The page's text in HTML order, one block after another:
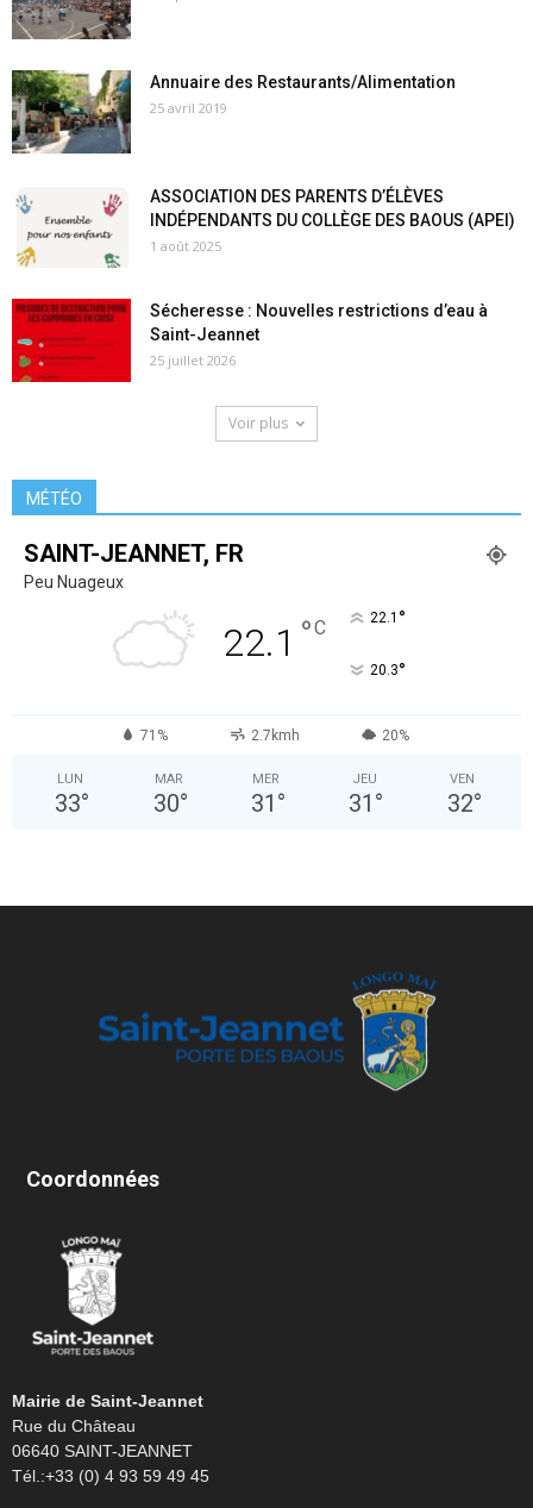
Annuaire des Restaurants/Alimentation
25 avril 2019
ASSOCIATION DES PARENTS D’ÉLÈVES
INDÉPENDANTS DU COLLÈGE DES BAOUS (APEI)
1 août 2025
Sécheresse : Nouvelles restrictions d’eau à
Saint-Jeannet
25 juillet 2026
Voir plus
MÉTÉO
SAINT-JEANNET, FR
Peu Nuageux
22.1 °C 22.1 °
20.3°
71% 2.7kmh 20%
LUN
33°
MAR
30°
MER
31 °
JEU
31 °
VEN
32°
Coordonnées
Mairie de Saint-Jeannet
Rue du Château
06640 SAINT-JEANNET
Tél.:+33 (0) 4 93 59 49 45